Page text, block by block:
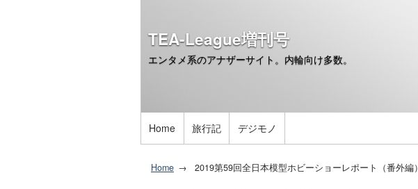
TEA-League増刊号
エンタメ系のアナザーサイト。内輪向け多数。
Home 旅行記 デジモノ
Home 2019第59回全日本模型ホビーショーレポート（番外編）